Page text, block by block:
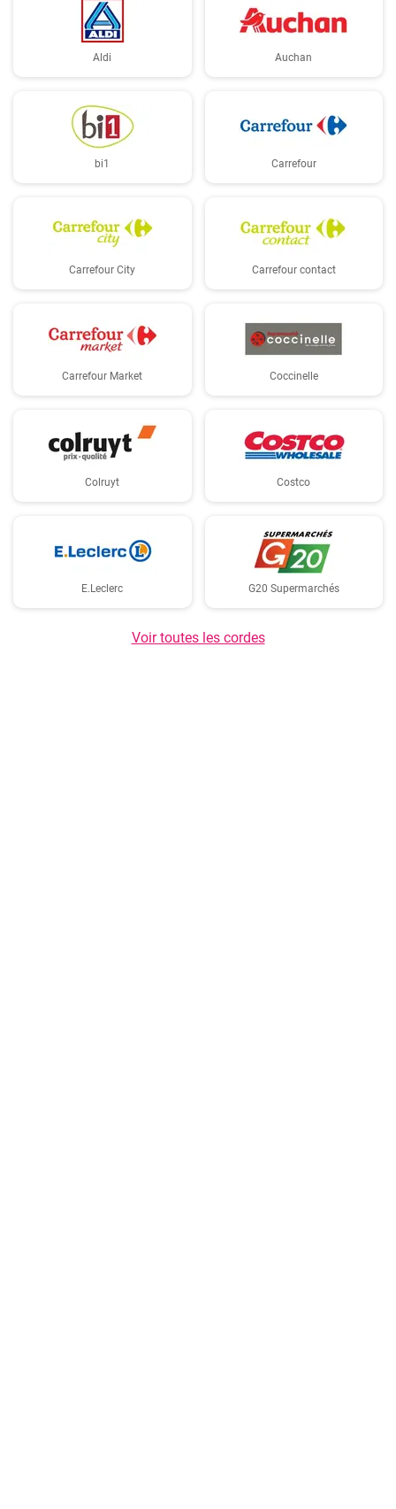
Aldi Auchan
bi1 Carrefour
Carrefour City Carrefour contact
Carrefour Market Coccinelle
Colruyt Costco
E.Leclerc G20 Supermarchés
Voir toutes les cordes